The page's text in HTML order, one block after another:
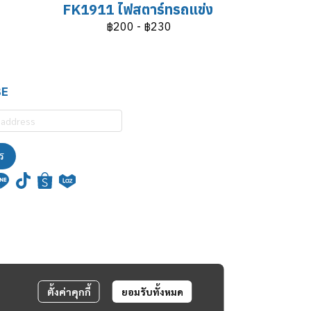
FK1911 ไฟสตาร์ทรถแข่ง
฿200 - ฿230
ตั้งค่าคุกกี้ ยอมรับทั้งหมด